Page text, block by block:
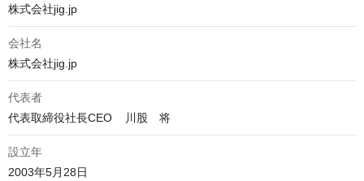
株式会社jig.jp
会社名
株式会社jig.jp
代表者
代表取締役社長CEO    川股　将
設立年
2003年5月28日